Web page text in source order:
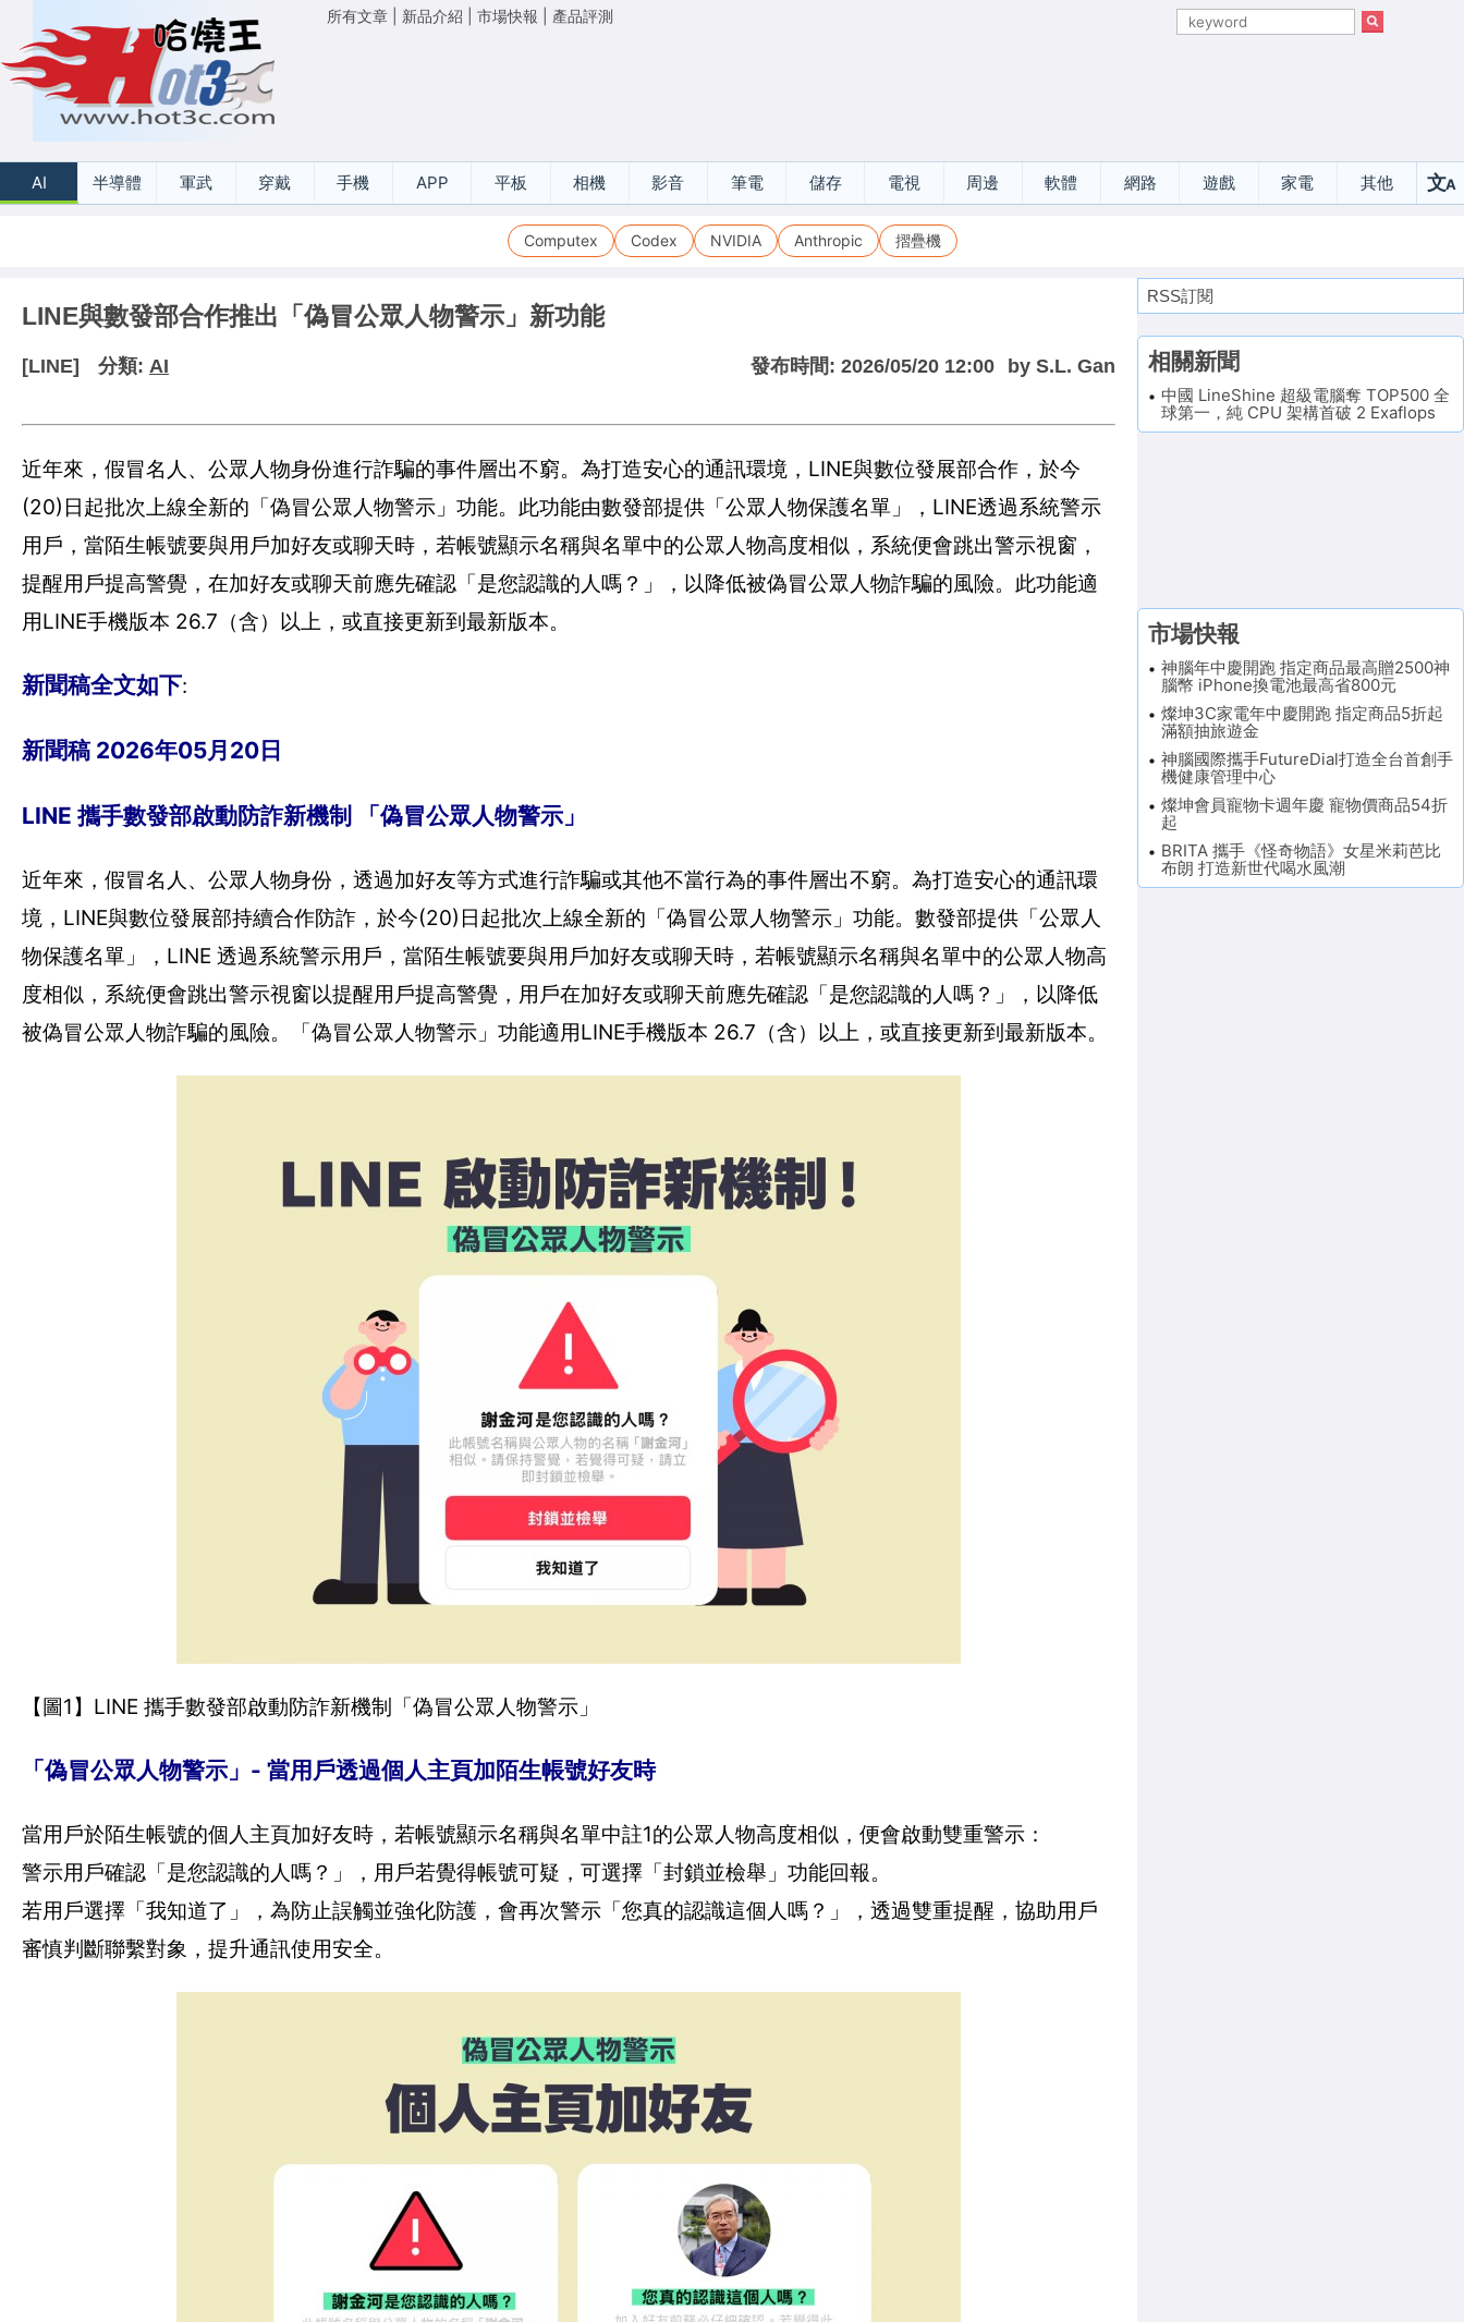
所有文章 新品介紹 市場快報 產品評測
AI 半導體 軍武 穿戴 手機 APP 平板 相機 影音 筆電 儲存 電視 周邊 軟體 網路 遊戲 家電 其他 文A
Computex Codex NVIDIA Anthropic 摺疊機
LINE與數發部合作推出「偽冒公眾人物警示」新功能
[LINE] 分類: AI 發布時間: 2026/05/20 12:00 by S.L. Gan
近年來，假冒名人、公眾人物身份進行詐騙的事件層出不窮。為打造安心的通訊環境，LINE與數位發展部合作，於今
(20)日起批次上線全新的「偽冒公眾人物警示」功能。此功能由數發部提供「公眾人物保護名單」，LINE透過系統警示
用戶，當陌生帳號要與用戶加好友或聊天時，若帳號顯示名稱與名單中的公眾人物高度相似，系統便會跳出警示視窗，
提醒用戶提高警覺，在加好友或聊天前應先確認「是您認識的人嗎？」，以降低被偽冒公眾人物詐騙的風險。此功能適
用LINE手機版本 26.7（含）以上，或直接更新到最新版本。
新聞稿全文如下:
新聞稿 2026年05月20日
LINE 攜手數發部啟動防詐新機制 「偽冒公眾人物警示」
近年來，假冒名人、公眾人物身份，透過加好友等方式進行詐騙或其他不當行為的事件層出不窮。為打造安心的通訊環
境，LINE與數位發展部持續合作防詐，於今(20)日起批次上線全新的「偽冒公眾人物警示」功能。數發部提供「公眾人
物保護名單」，LINE 透過系統警示用戶，當陌生帳號要與用戶加好友或聊天時，若帳號顯示名稱與名單中的公眾人物高
度相似，系統便會跳出警示視窗以提醒用戶提高警覺，用戶在加好友或聊天前應先確認「是您認識的人嗎？」，以降低
被偽冒公眾人物詐騙的風險。「偽冒公眾人物警示」功能適用LINE手機版本 26.7（含）以上，或直接更新到最新版本。
【圖1】LINE 攜手數發部啟動防詐新機制「偽冒公眾人物警示」
「偽冒公眾人物警示」- 當用戶透過個人主頁加陌生帳號好友時
當用戶於陌生帳號的個人主頁加好友時，若帳號顯示名稱與名單中註1的公眾人物高度相似，便會啟動雙重警示：
警示用戶確認「是您認識的人嗎？」，用戶若覺得帳號可疑，可選擇「封鎖並檢舉」功能回報。
若用戶選擇「我知道了」，為防止誤觸並強化防護，會再次警示「您真的認識這個人嗎？」，透過雙重提醒，協助用戶
審慎判斷聯繫對象，提升通訊使用安全。
RSS訂閱
相關新聞
中國 LineShine 超級電腦奪 TOP500 全
球第一，純 CPU 架構首破 2 Exaflops
市場快報
神腦年中慶開跑 指定商品最高贈2500神
腦幣 iPhone換電池最高省800元
燦坤3C家電年中慶開跑 指定商品5折起
滿額抽旅遊金
神腦國際攜手FutureDial打造全台首創手
機健康管理中心
燦坤會員寵物卡週年慶 寵物價商品54折
起
BRITA 攜手《怪奇物語》女星米莉芭比
布朗 打造新世代喝水風潮